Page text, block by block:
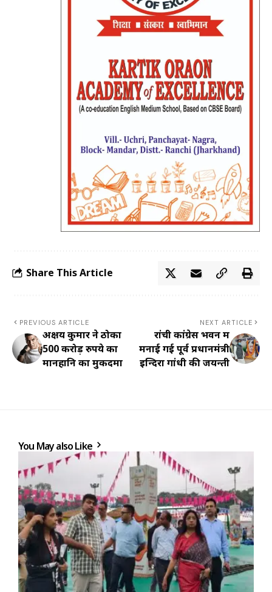
Share This Article
PREVIOUS ARTICLE
अक्षय कुमार ने ठोका
500 करोड़ रुपये का
मानहानि का मुकदमा
NEXT ARTICLE
रांची कांग्रेस भवन में
मनाई गई पूर्व प्रधानमंत्री
इन्दिरा गांधी की जयन्ती
You May also Like